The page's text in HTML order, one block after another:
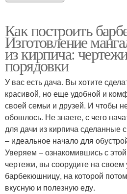
Как построить
Изготовление
из кирпича:
порядовки
У вас есть дача. Вы хотите
красивой, но еще удобной и
своей семьи и друзей. И чтобы
обошлось. Не знаете, с чего
для дачи из кирпича сделанные
– идеальное начало для
Уверяем – ознакомившись с
чертежи, вы соорудите на своем
барбекюшницу, на которой потом
вкусную и полезную еду.